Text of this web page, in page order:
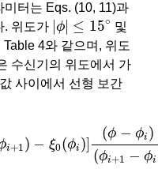
터는 Eqs. (10, 11)과
. 위도가 ϕ ≤ 15∘
| ϕ| ≤15∘ 및
Table 4와 같으며, 위도
수신기의 위도에서 가
사이에서 선형 보간
i+1) − ξ0(ϕi )]
(ϕ − ϕi )
(ϕi+1 − ϕi
ϕ i) + 1